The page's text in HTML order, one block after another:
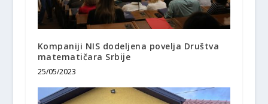
Kompaniji NIS dodeljena povelja Društva
matematičara Srbije
25/05/2023